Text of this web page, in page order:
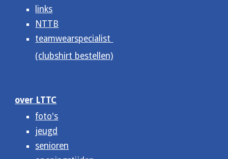
links
NTTB
teamwearspecialist
(clubshirt bestellen)
over LTTC
foto's
jeugd
senioren